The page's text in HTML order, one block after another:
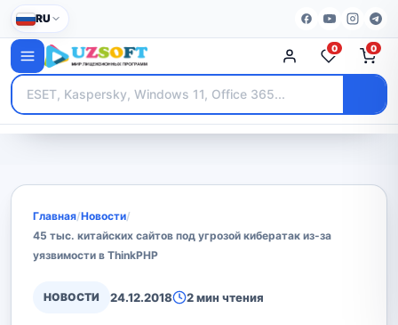
RU
0 0
Главная/Новости/
45 тыс. китайских сайтов под угрозой кибератак из-за
уязвимости в ThinkPHP
НОВОСТИ 24.12.2018 2 мин чтения